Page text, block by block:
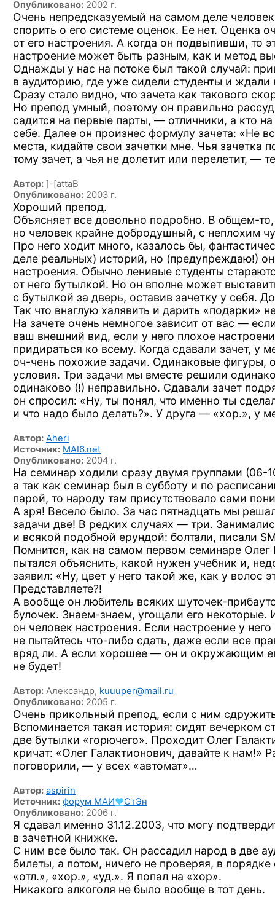
Опубликовано: 2002 г.
Очень непредсказуемый на самом деле
спорить о его системе оценок. Ее нет. Оценка
от его настроения. А когда он подвыпивши, то
настроение может быть разным, как и метод
Однажды у нас на потоке был такой случай:
в аудиторию, где уже сидели студенты и ждали
Сразу стало видно, что зачета как такового
Но препод умный, поэтому он правильно
садится на первые парты, — отличники, а кто
себе. Далее он произнес формулу зачета: «Не
места, кидайте свои зачетки мне. Чья зачетка
тому зачет, а чья не долетит или перелетит, —
Автор: ]-[attaB
Опубликовано: 2003 г.
Хороший препод.
Объясняет все довольно подробно. В общем-то,
но человек крайне добродушный, с неплохим
Про него ходит много, казалось бы,
деле реальных) историй, но (предупреждаю!)
настроения. Обычно ленивые студенты
от него бутылкой. Но он вполне может
с бутылкой за дверь, оставив зачетку у себя.
Так что внаглую халявить и дарить «подарки»
На зачете очень немногое зависит от вас —
ваш внешний вид, если у него плохое
придираться ко всему. Когда сдавали зачет, у
оч-чень похожие задачи. Одинаковые фигуры,
условия. Три задачи мы вместе решили
одинаково (!) неправильно. Сдавали зачет
он спросил: «Ну, ты понял, что именно ты
и что надо было делать?». У друга — «хор.», у
Автор: Aheri
Источник: MAI6.net
Опубликовано: 2004 г.
На семинар ходили сразу двумя группами (06-
а так как семинар был в субботу и по
парой, то народу там присутствовало сами
А зря! Весело было. За час пятнадцать мы
задачи две! В редких случаях — три.
и всякой подобной ерундой: болтали, писали
Помнится, как на самом первом семинаре Олег
пытался объяснить, какой нужен учебник и,
заявил: «Ну, цвет у него такой же, как у волос
Представляете?!
А вообще он любитель всяких шуточек-
булочек. Знаем-знаем, угощали его некоторые.
он человек настроения. Если настроение у него
не пытайтесь что-либо сдать, даже если все
вряд ли. А если хорошее — он и окружающим
не будет!
Автор: Александр, kuuuper@mail.ru
Опубликовано: 2005 г.
Очень прикольный препод, если с ним
Вспоминается такая история: сидят вечерком
две бутылки «горючего». Проходит Олег
кричат: «Олег Галактионович, давайте к нам!»
поговорили, — у всех «автомат»…
Автор: aspirin
Источник: форум МАИ♥СтЭн
Опубликовано: 2006 г.
Я сдавал именно 31.12.2003, что могу
в зачетной книжке.
С ним все было так. Он рассадил народ в две
билеты, а потом, ничего не проверяя, в порядке
«отл.», «хор.», «уд.». Я попал на «хор».
Никакого алкоголя не было вообще в тот день.